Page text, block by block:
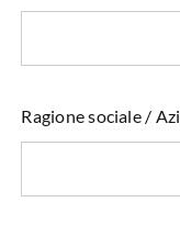
Ragione sociale /